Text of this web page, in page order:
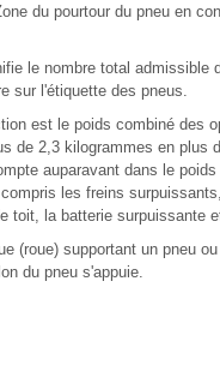
du pourtour du pneu en
le nombre total admissible
sur l'étiquette des pneus.
est le poids combiné des
de 2,3 kilogrammes en plus
auparavant dans le
les freins
toit, la batterie surpuissante
(roue) supportant un pneu
du pneu s'appuie.